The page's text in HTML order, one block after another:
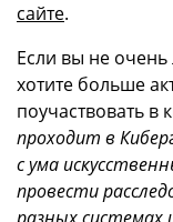
сайте.
Если вы не очень
хотите больше
поучаствовать в
проходит в
с ума
провести